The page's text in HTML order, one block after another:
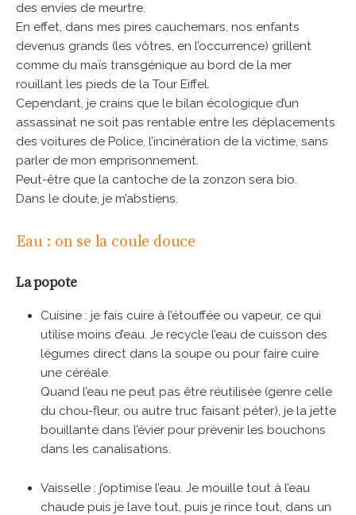
des envies de meurtre.
En effet, dans mes pires cauchemars, nos enfants
devenus grands (les vôtres, en l’occurrence) grillent
comme du maïs transgénique au bord de la mer
rouillant les pieds de la Tour Eiffel.
Cependant, je crains que le bilan écologique d’un
assassinat ne soit pas rentable entre les déplacements
des voitures de Police, l’incinération de la victime, sans
parler de mon emprisonnement.
Peut-être que la cantoche de la zonzon sera bio.
Dans le doute, je m’abstiens.
Eau : on se la coule douce
La popote
Cuisine : je fais cuire à l’étouffée ou vapeur, ce qui
utilise moins d’eau. Je recycle l’eau de cuisson des
légumes direct dans la soupe ou pour faire cuire
une céréale.
Quand l’eau ne peut pas être réutilisée (genre celle
du chou-fleur, ou autre truc faisant péter), je la jette
bouillante dans l’évier pour prévenir les bouchons
dans les canalisations.
Vaisselle : j’optimise l’eau. Je mouille tout à l’eau
chaude puis je lave tout, puis je rince tout, dans un